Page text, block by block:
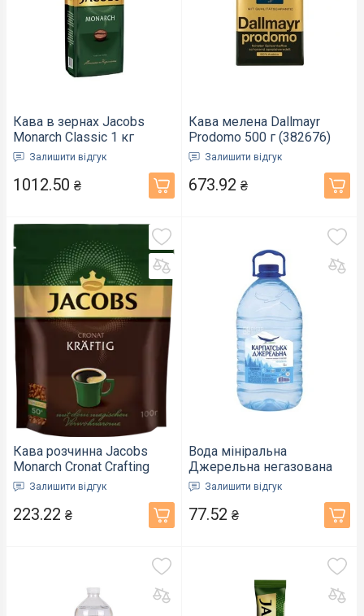
Кава в зернах Jacobs
Monarch Classic 1 кг
(381397)
Залишити відгук
1012.50 ₴
Кава мелена Dallmayr
Prodomo 500 г (382676)
Залишити відгук
673.92 ₴
Кава розчинна Jacobs
Monarch Cronat Crafting
100г (683057)
Залишити відгук
223.22 ₴
Вода мініральна
Джерельна негазована
ПЕТ пляшка 6 л (409871)
Залишити відгук
77.52 ₴